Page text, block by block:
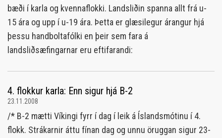
bæði í karla og kvennaflokki. Landsliðin spanna allt frá u-
15 ára og upp í u-19 ára. Þetta er glæsilegur árangur hjá
þessu handboltafólki en þeir sem fara á
landsliðsæfingarnar eru eftifarandi:
4. flokkur karla: Enn sigur hjá B-2
23.11.2008
/* B-2 mætti Víkingi fyrr í dag í leik á Íslandsmótinu í 4.
flokk. Strákarnir áttu fínan dag og unnu öruggan sigur 23-